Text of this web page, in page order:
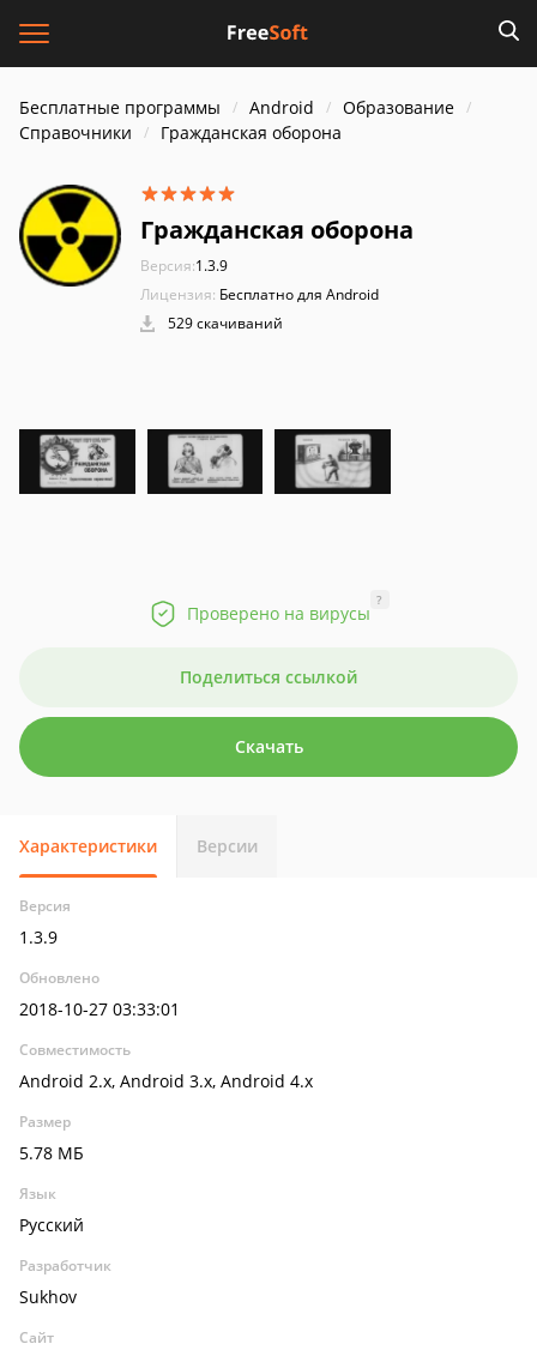
Бесплатные программы Android
Образование
Справочники
Гражданская оборона
Гражданская оборона
Версия:1.3.9
Лицензия: Бесплатно для Android
529 скачиваний
Проверено на вирусы
?
Поделиться ссылкой
Скачать
Характеристики Версии
Версия
1.3.9
Обновлено
2018-10-27 03:33:01
Совместимость
Android 2.x, Android 3.x, Android 4.x
Размер
5.78 МБ
Язык
Русский
Разработчик
Sukhov
Сайт